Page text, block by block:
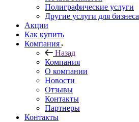
Полиграфические услуги
Другие услуги для бизнеса
Акции
Как купить
Компания
Назад
Компания
О компании
Новости
Отзывы
Контакты
Партнеры
Контакты